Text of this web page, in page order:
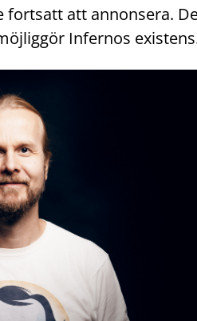
fortsatt att annonsera.
Infernos